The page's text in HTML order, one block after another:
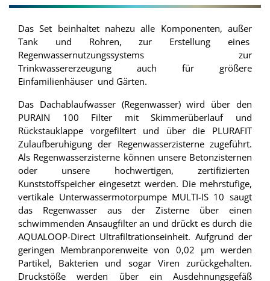
Das Set beinhaltet nahezu alle Komponenten, außer
Tank und Rohren, zur Erstellung eines
Regenwassernutzungssystems zur
Trinkwassererzeugung auch für größere
Einfamilienhäuser und Gärten.
Das Dachablaufwasser (Regenwasser) wird über den
PURAIN 100 Filter mit Skimmerüberlauf und
Rückstauklappe vorgefiltert und über die PLURAFIT
Zulaufberuhigung der Regenwasserzisterne zugeführt.
Als Regenwasserzisterne können unsere Betonzisternen
oder unsere hochwertigen, zertifizierten
Kunststoffspeicher eingesetzt werden. Die mehrstufige,
vertikale Unterwassermotorpumpe MULTI-IS 10 saugt
das Regenwasser aus der Zisterne über einen
schwimmenden Ansaugfilter an und drückt es durch die
AQUALOOP-Direct Ultrafiltrationseinheit. Aufgrund der
geringen Membranporenweite von 0,02 µm werden
Partikel, Bakterien und sogar Viren zurückgehalten.
Druckstöße werden über ein Ausdehnungsgefäß